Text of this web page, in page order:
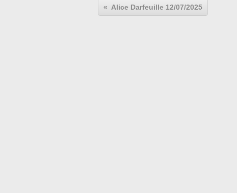
Alice Darfeuille 12/07/2025